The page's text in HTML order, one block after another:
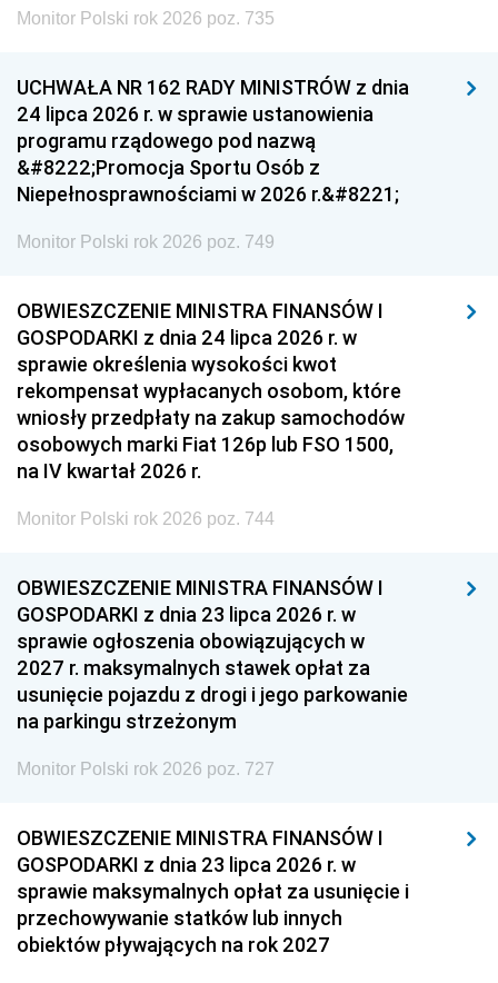
Monitor Polski rok 2026 poz. 735
UCHWAŁA NR 162 RADY MINISTRÓW z dnia
24 lipca 2026 r. w sprawie ustanowienia
programu rządowego pod nazwą
&#8222;Promocja Sportu Osób z
Niepełnosprawnościami w 2026 r.&#8221;
Monitor Polski rok 2026 poz. 749
OBWIESZCZENIE MINISTRA FINANSÓW I
GOSPODARKI z dnia 24 lipca 2026 r. w
sprawie określenia wysokości kwot
rekompensat wypłacanych osobom, które
wniosły przedpłaty na zakup samochodów
osobowych marki Fiat 126p lub FSO 1500,
na IV kwartał 2026 r.
Monitor Polski rok 2026 poz. 744
OBWIESZCZENIE MINISTRA FINANSÓW I
GOSPODARKI z dnia 23 lipca 2026 r. w
sprawie ogłoszenia obowiązujących w
2027 r. maksymalnych stawek opłat za
usunięcie pojazdu z drogi i jego parkowanie
na parkingu strzeżonym
Monitor Polski rok 2026 poz. 727
OBWIESZCZENIE MINISTRA FINANSÓW I
GOSPODARKI z dnia 23 lipca 2026 r. w
sprawie maksymalnych opłat za usunięcie i
przechowywanie statków lub innych
obiektów pływających na rok 2027